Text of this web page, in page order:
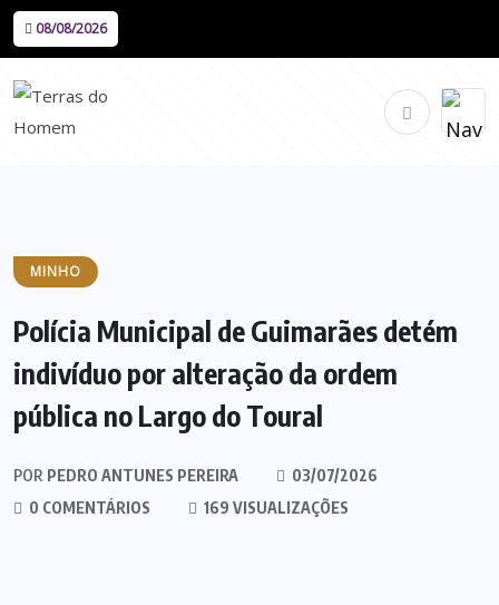
08/08/2026
MINHO
Polícia Municipal de Guimarães detém
indivíduo por alteração da ordem
pública no Largo do Toural
POR PEDRO ANTUNES PEREIRA
03/07/2026
0 COMENTÁRIOS
169 VISUALIZAÇÕES